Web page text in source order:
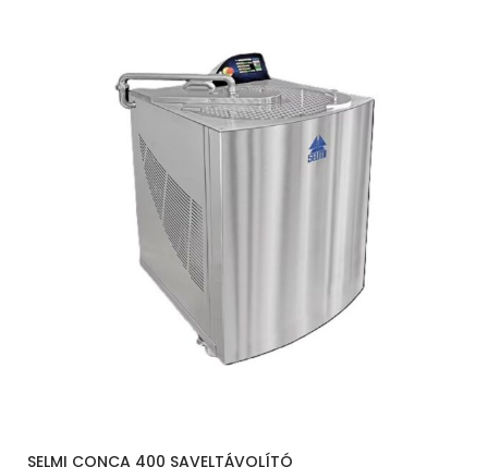
SELMI CONCA 400 SAVELTÁVOLÍTÓ